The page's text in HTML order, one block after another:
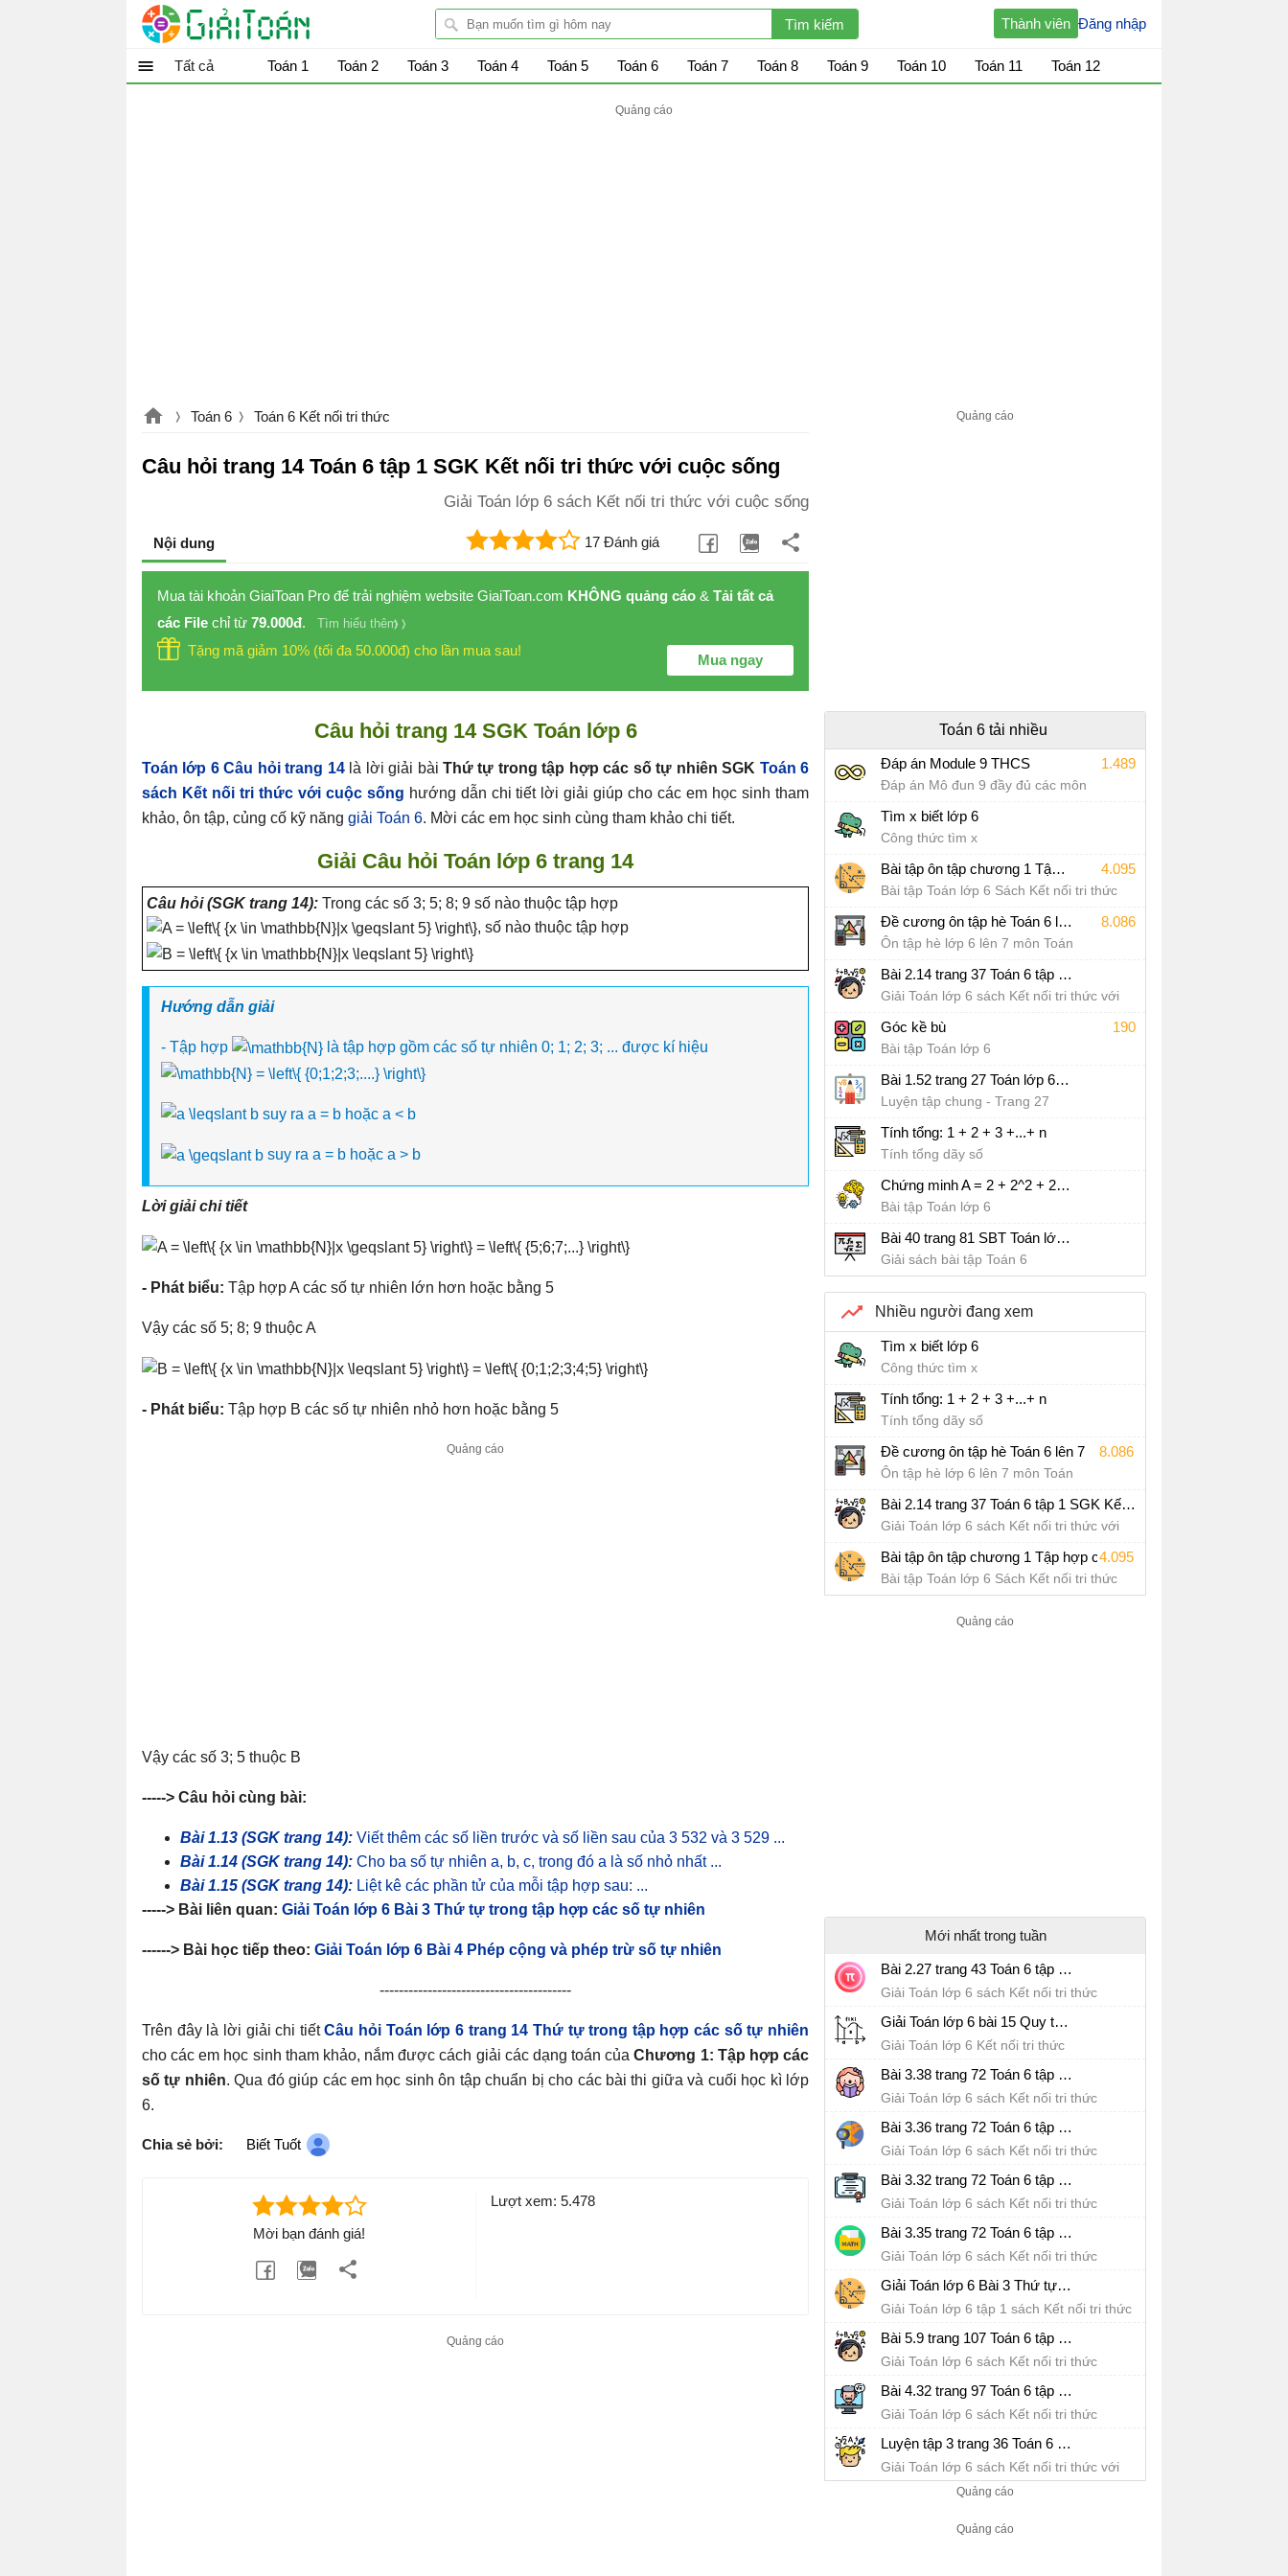
Đăng nhập
Thành viên
Tất cả Toán 1 Toán 2 Toán 3 Toán 4 Toán 5 Toán 6 Toán 7 Toán 8 Toán 9 Toán 10 Toán 11 Toán 12
Toán 6 Toán 6 Kết nối tri thức
Câu hỏi trang 14 Toán 6 tập 1 SGK Kết nối tri thức với cuộc sống
Giải Toán lớp 6 sách Kết nối tri thức với cuộc sống
Nội dung 17 Đánh giá
Mua tài khoản GiaiToan Pro để trải nghiệm website GiaiToan.com KHÔNG quảng cáo & Tải tất cả
các File chỉ từ 79.000đ. Tìm hiểu thêm
Mua ngay
Tặng mã giảm 10% (tối đa 50.000đ) cho lần mua sau!
Câu hỏi trang 14 SGK Toán lớp 6
Toán lớp 6 Câu hỏi trang 14 là lời giải bài Thứ tự trong tập hợp các số tự nhiên SGK Toán 6
sách Kết nối tri thức với cuộc sống hướng dẫn chi tiết lời giải giúp cho các em học sinh tham
khảo, ôn tập, củng cố kỹ năng giải Toán 6. Mời các em học sinh cùng tham khảo chi tiết.
Giải Câu hỏi Toán lớp 6 trang 14
Câu hỏi (SGK trang 14): Trong các số 3; 5; 8; 9 số nào thuộc tập hợp
, số nào thuộc tập hợp
Hướng dẫn giải
- Tập hợp là tập hợp gồm các số tự nhiên 0; 1; 2; 3; ... được kí hiệu
suy ra a = b hoặc a < b
suy ra a = b hoặc a > b
Lời giải chi tiết
- Phát biểu: Tập hợp A các số tự nhiên lớn hơn hoặc bằng 5
Vậy các số 5; 8; 9 thuộc A
- Phát biểu: Tập hợp B các số tự nhiên nhỏ hơn hoặc bằng 5
Vậy các số 3; 5 thuộc B
-----> Câu hỏi cùng bài:
Bài 1.13 (SGK trang 14): Viết thêm các số liền trước và số liền sau của 3 532 và 3 529 ...
Bài 1.14 (SGK trang 14): Cho ba số tự nhiên a, b, c, trong đó a là số nhỏ nhất ...
Bài 1.15 (SGK trang 14): Liệt kê các phần tử của mỗi tập hợp sau: ...
-----> Bài liên quan: Giải Toán lớp 6 Bài 3 Thứ tự trong tập hợp các số tự nhiên
------> Bài học tiếp theo: Giải Toán lớp 6 Bài 4 Phép cộng và phép trừ số tự nhiên
----------------------------------------
Trên đây là lời giải chi tiếtCâu hỏi Toán lớp 6 trang 14 Thứ tự trong tập hợp các số tự nhiên
cho các em học sinh tham khảo, nắm được cách giải các dạng toán củaChương 1: Tập hợp các
số tự nhiên. Qua đó giúp các em học sinh ôn tập chuẩn bị cho các bài thi giữa và cuối học kì lớp
6.
Chia sẻ bởi: Biết Tuốt
Mời bạn đánh giá!
Lượt xem: 5.478
Toán 6 tải nhiều
Đáp án Module 9 THCS 1.489
Đáp án Mô đun 9 đầy đủ các môn
Tìm x biết lớp 6
Công thức tìm x
Bài tập ôn tập chương 1 Tập hợp các số tự nhiên Sách Kết nối tri thức với cuộc sống 4.095
Bài tập Toán lớp 6 Sách Kết nối tri thức
với cuộc sống
Đề cương ôn tập hè Toán 6 lên 7 8.086
Ôn tập hè lớp 6 lên 7 môn Toán
Bài 2.14 trang 37 Toán 6 tập 1 SGK Kết nối tri thức với cuộc sống
Giải Toán lớp 6 sách Kết nối tri thức với
cuộc sống
Góc kề bù 190
Bài tập Toán lớp 6
Bài 1.52 trang 27 Toán lớp 6 tập 1 SGK Kết nối tri thức với cuộc sống
Luyện tập chung - Trang 27
Tính tổng: 1 + 2 + 3 +...+ n
Tính tổng dãy số
Chứng minh A = 2 + 2^2 + 2^3 + 2^4 +…+ 2^97+ 2^98 + 2^99 chia hết cho 7
Bài tập Toán lớp 6
Bài 40 trang 81 SBT Toán lớp 6 - CD
Giải sách bài tập Toán 6
Nhiều người đang xem
Tìm x biết lớp 6
Công thức tìm x
Tính tổng: 1 + 2 + 3 +...+ n
Tính tổng dãy số
Đề cương ôn tập hè Toán 6 lên 7 8.086
Ôn tập hè lớp 6 lên 7 môn Toán
Bài 2.14 trang 37 Toán 6 tập 1 SGK Kết nối tri thức với cuộc sống
Giải Toán lớp 6 sách Kết nối tri thức với
Bài tập ôn tập chương 1 Tập hợp các số tự nhiên Sách Kết nối tri thức với cuộc sống
4.095
Bài tập Toán lớp 6 Sách Kết nối tri thức
với cuộc sống
Mới nhất trong tuần
Bài 2.27 trang 43 Toán 6 tập 1 SGK Kết nối tri thức với cuộc sống
Giải Toán lớp 6 sách Kết nối tri thức
Giải Toán lớp 6 bài 15 Quy tắc dấu ngoặc Sách Kết nối tri thức với cuộc sống
Giải Toán lớp 6 Kết nối tri thức
Bài 3.38 trang 72 Toán 6 tập 1 SGK Kết nối tri thức với cuộc sống
Giải Toán lớp 6 sách Kết nối tri thức
Bài 3.36 trang 72 Toán 6 tập 1 SGK Kết nối tri thức với cuộc sống
Giải Toán lớp 6 sách Kết nối tri thức
Bài 3.32 trang 72 Toán 6 tập 1 SGK Kết nối tri thức với cuộc sống
Giải Toán lớp 6 sách Kết nối tri thức
Bài 3.35 trang 72 Toán 6 tập 1 SGK Kết nối tri thức với cuộc sống
Giải Toán lớp 6 sách Kết nối tri thức
Giải Toán lớp 6 Bài 3 Thứ tự trong tập hợp các số tự nhiên Sách Kết nối tri thức với cuộc sống
Giải Toán lớp 6 tập 1 sách Kết nối tri thức
với cuộc sống
Bài 5.9 trang 107 Toán 6 tập 1 SGK Kết nối tri thức với cuộc sống
Giải Toán lớp 6 sách Kết nối tri thức
Bài 4.32 trang 97 Toán 6 tập 1 SGK Kết nối tri thức với cuộc sống
Giải Toán lớp 6 sách Kết nối tri thức
Luyện tập 3 trang 36 Toán 6 tập 1 SGK Kết nối tri thức với cuộc sống
Giải Toán lớp 6 sách Kết nối tri thức với